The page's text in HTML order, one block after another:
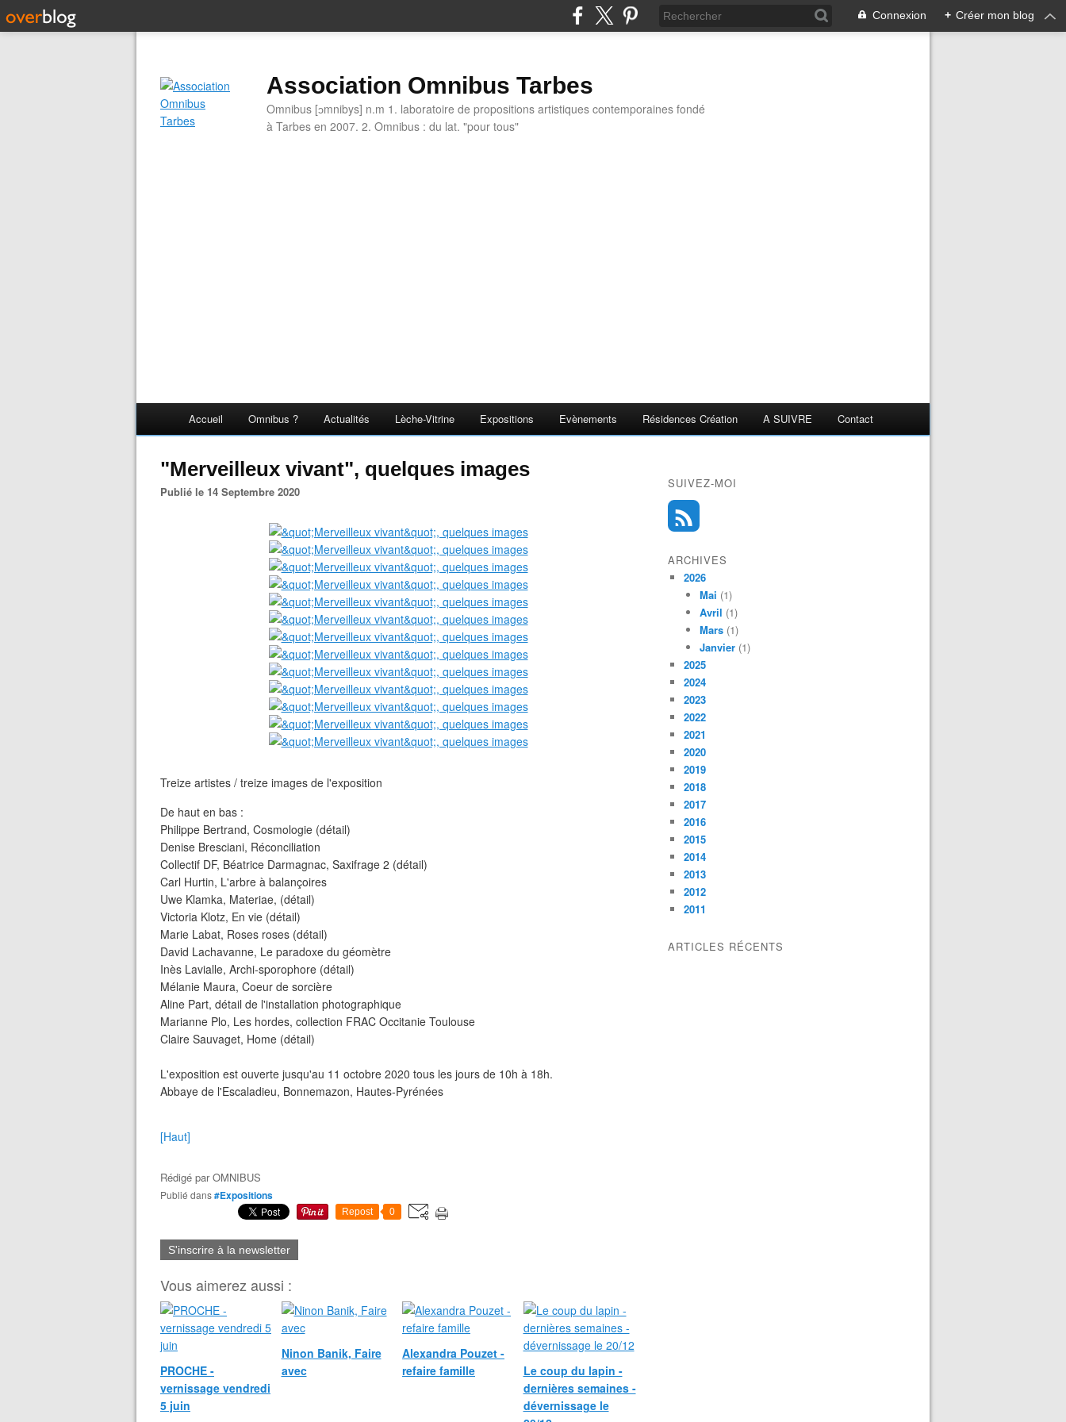
Connexion + Créer mon blog
Association Omnibus Tarbes
Omnibus [ɔmnibys] n.m 1. laboratoire de propositions artistiques contemporaines fondé
à Tarbes en 2007. 2. Omnibus : du lat. "pour tous"
Accueil Omnibus ? Actualités Lèche-Vitrine Expositions Evènements Résidences Création A SUIVRE Contact
"Merveilleux vivant", quelques images
Publié le 14 Septembre 2020
Treize artistes / treize images de l'exposition
De haut en bas :
Philippe Bertrand, Cosmologie (détail)
Denise Bresciani, Réconciliation
Collectif DF, Béatrice Darmagnac, Saxifrage 2 (détail)
Carl Hurtin, L'arbre à balançoires
Uwe Klamka, Materiae, (détail)
Victoria Klotz, En vie (détail)
Marie Labat, Roses roses (détail)
David Lachavanne, Le paradoxe du géomètre
Inès Lavialle, Archi-sporophore (détail)
Mélanie Maura, Coeur de sorcière
Aline Part, détail de l'installation photographique
Marianne Plo, Les hordes, collection FRAC Occitanie Toulouse
Claire Sauvaget, Home (détail)
L'exposition est ouverte jusqu'au 11 octobre 2020 tous les jours de 10h à 18h.
Abbaye de l'Escaladieu, Bonnemazon, Hautes-Pyrénées
[Haut]
Rédigé parOMNIBUS
Publié dans#Expositions
Repost 0
S'inscrire à la newsletter
Vous aimerez aussi :
PROCHE -
vernissage vendredi
5 juin
Ninon Banik, Faire
avec
Alexandra Pouzet -
refaire famille
Le coup du lapin -
dernières semaines -
dévernissage le
SUIVEZ-MOI
ARCHIVES
2026
Mai (1)
Avril (1)
Mars (1)
Janvier (1)
2025
2024
2023
2022
2021
2020
2019
2018
2017
2016
2015
2014
2013
2012
2011
ARTICLES RÉCENTS